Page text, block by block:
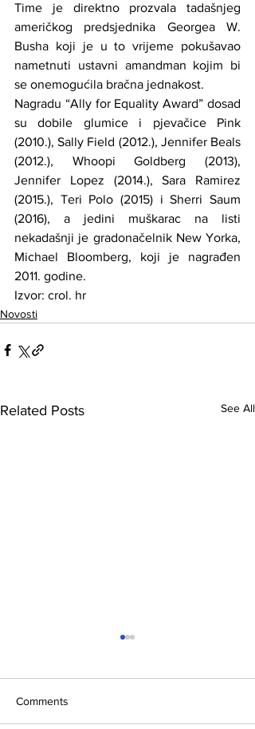
Time je direktno prozvala tadašnjeg
američkog predsjednika Georgea W.
Busha koji je u to vrijeme pokušavao
nametnuti ustavni amandman kojim bi
se onemogućila bračna jednakost.
Nagradu “Ally for Equality Award” dosad
su dobile glumice i pjevačice Pink
(2010.), Sally Field (2012.), Jennifer Beals
(2012.), Whoopi Goldberg (2013),
Jennifer Lopez (2014.), Sara Ramirez
(2015.), Teri Polo (2015) i Sherri Saum
(2016), a jedini muškarac na listi
nekadašnji je gradonačelnik New Yorka,
Michael Bloomberg, koji je nagrađen
2011. godine.
Izvor: crol. hr
Novosti
Related Posts See All
Comments